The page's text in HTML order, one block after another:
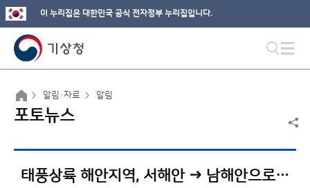
이 누리집은 대한민국 공식 전자정부 누리집입니다.
알림·자료 알림
포토뉴스
태풍상륙 해안지역, 서해안 → 남해안으로 바뀐다